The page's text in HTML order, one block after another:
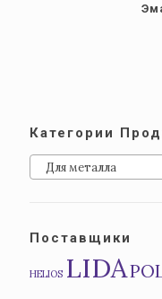
Категории
Для металла
Поставщики
HELIOS LIDA